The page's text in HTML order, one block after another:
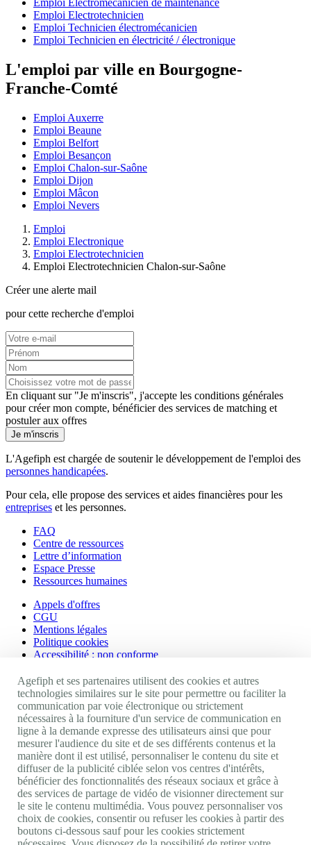
Emploi Electromécanicien de maintenance
Emploi Electrotechnicien
Emploi Technicien électromécanicien
Emploi Technicien en électricité / électronique
L'emploi par ville en Bourgogne-
Franche-Comté
Emploi Auxerre
Emploi Beaune
Emploi Belfort
Emploi Besançon
Emploi Chalon-sur-Saône
Emploi Dijon
Emploi Mâcon
Emploi Nevers
Emploi
Emploi Electronique
Emploi Electrotechnicien
Emploi Electrotechnicien Chalon-sur-Saône
Créer une alerte mail
pour cette recherche d'emploi
En cliquant sur "Je m'inscris", j'accepte les conditions générales
pour créer mon compte, bénéficier des services de matching et
postuler aux offres
Je m'inscris
L'Agefiph est chargée de soutenir le développement de l'emploi des
personnes handicapées.
Pour cela, elle propose des services et aides financières pour les
entreprises et les personnes.
FAQ
Centre de ressources
Lettre d’information
Espace Presse
Ressources humaines
Appels d'offres
CGU
Mentions légales
Politique cookies
Accessibilité : non conforme
Nos autres sites
Site portail Agefiph
Activateur de progrès
Handinnov
Innovation et recherche
Université du RRH
Service AppuiPro
Nous suivre
Youtube
Agefiph et ses partenaires utilisent des cookies et autres
technologies similaires sur le site pour permettre ou faciliter la
communication par voie électronique ou strictement
nécessaires à la fourniture d'un service de communication en
ligne à la demande expresse des utilisateurs ainsi que pour
mesurer l'audience du site et de ses différents contenus et la
manière dont il est utilisé, personnaliser le contenu du site et
diffuser de la publicité ciblée selon vos centres d'intérêts,
bénéficier des fonctionnalités des réseaux sociaux et grâce à
des services de partage de vidéo de visionner directement sur
le site le contenu multimédia. Vous pouvez personnaliser vos
choix de cookies, consentir ou refuser les cookies à partir des
boutons ci-dessous sauf pour les cookies strictement